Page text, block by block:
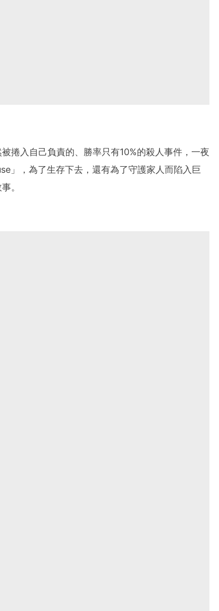
捲入自己負責的、勝率只有10%的殺人事件，一夜
」，為了生存下去，還有為了守護家人而陷入巨
。